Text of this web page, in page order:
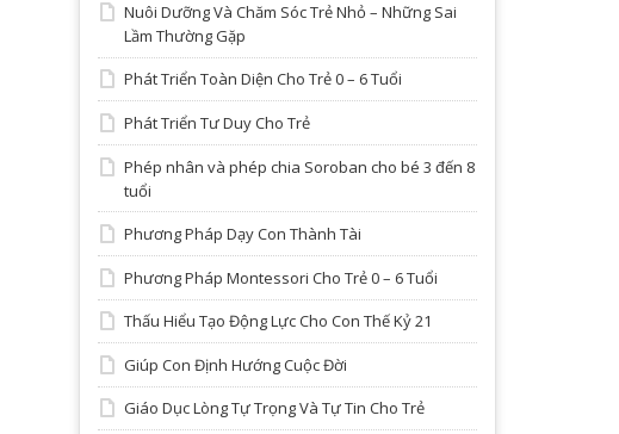
Nuôi Dưỡng Và Chăm Sóc Trẻ Nhỏ – Những Sai
Lầm Thường Gặp
Phát Triển Toàn Diện Cho Trẻ 0 – 6 Tuổi
Phát Triển Tư Duy Cho Trẻ
Phép nhân và phép chia Soroban cho bé 3 đến 8
tuổi
Phương Pháp Dạy Con Thành Tài
Phương Pháp Montessori Cho Trẻ 0 – 6 Tuổi
Thấu Hiểu Tạo Động Lực Cho Con Thế Kỷ 21
Giúp Con Định Hướng Cuộc Đời
Giáo Dục Lòng Tự Trọng Và Tự Tin Cho Trẻ